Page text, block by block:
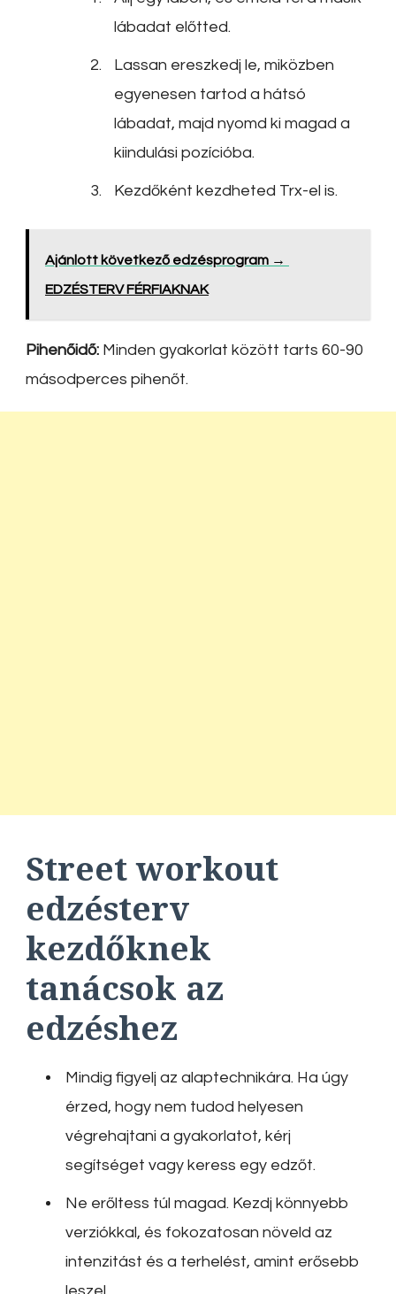
lábadat előtted.
Lassan ereszkedj le, miközben
egyenesen tartod a hátsó
lábadat, majd nyomd ki magad a
kiindulási pozícióba.
Kezdőként kezdheted Trx-el is.
Ajánlott következő edzésprogram →
EDZÉSTERV FÉRFIAKNAK
Pihenőidő: Minden gyakorlat között tarts 60-90
másodperces pihenőt.
Street workout
edzésterv
kezdőknek
tanácsok az
edzéshez
Mindig figyelj az alaptechnikára. Ha úgy
érzed, hogy nem tudod helyesen
végrehajtani a gyakorlatot, kérj
segítséget vagy keress egy edzőt.
Ne erőltess túl magad. Kezdj könnyebb
verziókkal, és fokozatosan növeld az
intenzitást és a terhelést, amint erősebb